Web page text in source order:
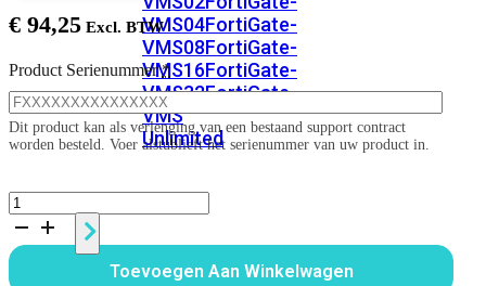
VMS04FortiGate-
VMS08FortiGate-
VMS16FortiGate-
VMS32FortiGate-
VMS
Unlimited
Alle
€ 94,25
Product Serienummer *
Dit product kan als verlenging van een bestaand support contract
worden besteld. Voer alstublieft het serienummer van uw product in.
FortiAP-
U433F
jaar
FortiCare
Toevoegen Aan Winkelwagen